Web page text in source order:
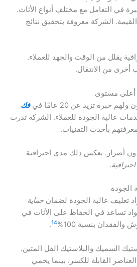
في التعامل مع مختلف أنواع الأثاث.
الشركة معروفة بتحقيق نتائج
يقلل من الوقت والجهد للعملاء.
أخرى من الانتقال.
أعلى مستوى
خبرة تزيد عن 20 عامًا في
فك
عالية الجودة للعملاء. الشركة تدرب
بأحدث التقنيات.
أضرار. يعكس ذلك مدى احترافية
.
الجودة
تغليف عالية الجودة لضمان حماية
تساعد في الحفاظ على الأثاث في
بنسبة 100%
14
.
السميك والبلاستيك الفل المتين.
القابلة للكسر. بينما يحمي